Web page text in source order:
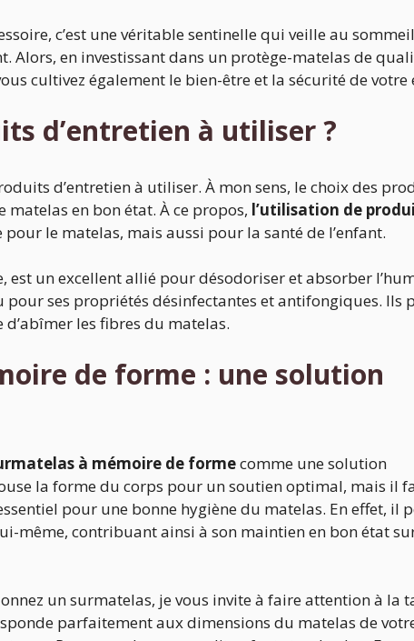
c’est une véritable sentinelle qui veille au sommeil
Alors, en investissant dans un protège-matelas de
cultivez également le bien-être et la sécurité de votre
d’entretien à utiliser ?
d’entretien à utiliser. À mon sens, le choix des
en bon état. À ce propos, l’utilisation de
le matelas, mais aussi pour la santé de l’enfant.
est un excellent allié pour désodoriser et absorber
ses propriétés désinfectantes et antifongiques. Ils
les fibres du matelas.
de forme : une solution
à mémoire de formecomme une solution
la forme du corps pour un soutien optimal, mais il
pour une bonne hygiène du matelas. En effet, il
même, contribuant ainsi à son maintien en bon état
un surmatelas, je vous invite à faire attention à la
parfaitement aux dimensions du matelas de